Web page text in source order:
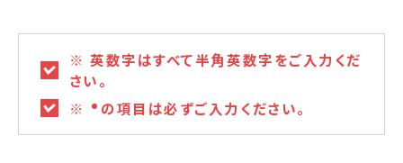
※ 英数字はすべて半角英数字をご入力くだ
さい。
※ の項目は必ずご入力ください。